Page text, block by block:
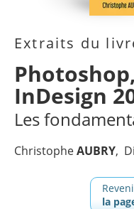
Extraits du
InDesign
Les
ChristopheAUBRY
la